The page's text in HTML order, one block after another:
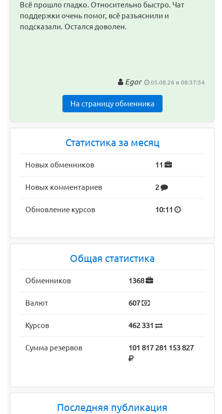
Всё прошло гладко. Относительно быстро. Чат
поддержки очень помог, всё разъяснили и
подсказали. Остался доволен.
Egor 05.08.26 в 08:37:54
На страницу обменника
Статистика за месяц
Новых обменников 11
Новых комментариев 2
Обновление курсов 10:11
Общая статистика
Обменников 1368
Валют 607
Курсов 462 331
Сумма резервов 101 817 281 153 827
Последняя публикация